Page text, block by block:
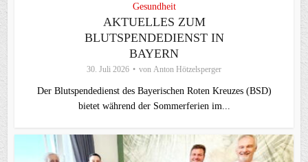
Gesundheit
AKTUELLES ZUM
BLUTSPENDEDIENST IN
BAYERN
30. Juli 2026 von Anton Hötzelsperger
Der Blutspendedienst des Bayerischen Roten Kreuzes (BSD)
bietet während der Sommerferien im...